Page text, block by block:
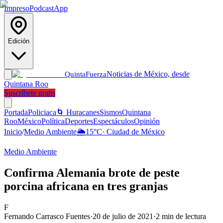
ImpresoPodcastApp
Edición
QuintaFuerzaNoticias de México, desde
Quintana Roo
Suscríbete gratis
PortadaPoliciaca 🌀 HuracanesSismosQuintana
RooMéxicoPolíticaDeportesEspectáculosOpinión
Inicio/Medio Ambiente🌦️15°C· Ciudad de México
Medio Ambiente
Confirma Alemania brote de peste
porcina africana en tres granjas
F
Fernando Carrasco Fuentes·20 de julio de 2021 ·2 min de lectura